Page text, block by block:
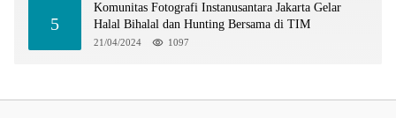
5
Komunitas Fotografi Instanusantara Jakarta Gelar
Halal Bihalal dan Hunting Bersama di TIM
21/04/2024 1097